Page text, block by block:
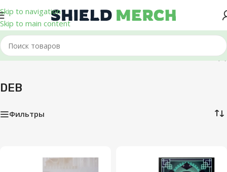
Skip to navigation
Skip to main content
Главная/DEB Показаны все (8)
DEB
Фильтры